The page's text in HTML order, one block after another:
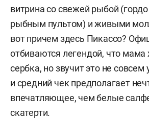
витрина со свежей рыбой
рыбным пультом) и живыми
вот причем здесь Пикассо?
отбиваются легендой, что
сербка, но звучит это не
и средний чек предполагает
впечатляющее, чем белые
скатерти.